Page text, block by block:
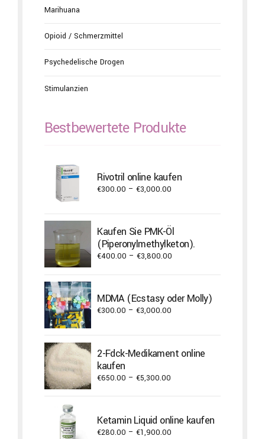
Marihuana
Opioid / Schmerzmittel
Psychedelische Drogen
Stimulanzien
Bestbewertete Produkte
Rivotril online kaufen
€300.00 – €3,000.00
through
€3,000.00
Kaufen Sie PMK-Öl
(Piperonylmethylketon).
€400.00 – €3,800.00
through
€3,800.00
MDMA (Ecstasy oder Molly)
€300.00 – €3,000.00
through
€3,000.00
2-Fdck-Medikament online
kaufen
€650.00 – €5,300.00
through
€5,300.00
Ketamin Liquid online kaufen
€280.00 – €1,900.00